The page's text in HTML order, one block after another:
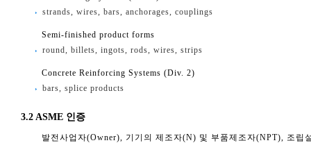
strands, wires, bars, anchorages, couplings
Semi-finished product forms
round, billets, ingots, rods, wires, strips
Concrete Reinforcing Systems (Div. 2)
bars, splice products
3.2 ASME 인증
발전사업자(Owner), 기기의 제조자(N) 및 부품제조자(NPT), 조